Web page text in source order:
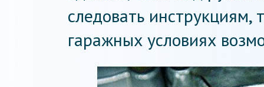
следовать
гаражных условиях